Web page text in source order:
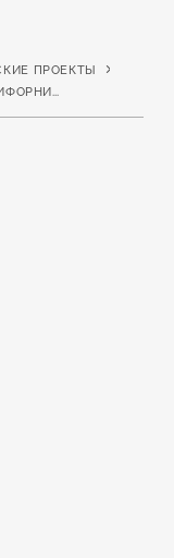
ПРОЕКТЫ
MODERN, CLEAN, ASIAN, CHIC, UNIQUE. КАЛИФОРНИЯ, CША